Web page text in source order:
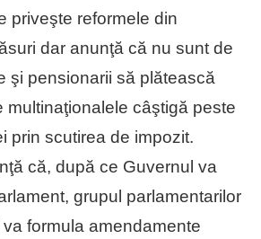
priveşte reformele din
dar anunţă că nu sunt de
şi pensionarii să plătească
multinaţionalele câştigă peste
prin scutirea de impozit.
că, după ce Guvernul va
grupul parlamentarilor
formula amendamente